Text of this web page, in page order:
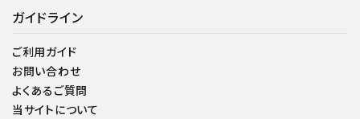
ガイドライン
ご利用ガイド
お問い合わせ
よくあるご質問
当サイトについて